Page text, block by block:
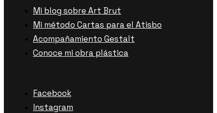
Mi blog sobre Art Brut
Mi método Cartas para el Atisbo
Acompañamiento Gestalt
Conoce mi obra plástica
Facebook
Instagram